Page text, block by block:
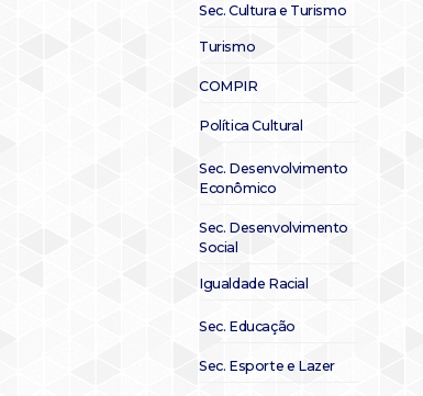
Sec. Cultura e Turismo
Turismo
COMPIR
Política Cultural
Sec. Desenvolvimento
Econômico
Sec. Desenvolvimento
Social
Igualdade Racial
Sec. Educação
Sec. Esporte e Lazer